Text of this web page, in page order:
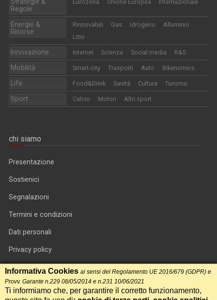
Regole
Eurozona Unione Europea Internazionale
Energie &
Risorse
Rinnovabili Gas Idrogeno
Alluminio
Litio
Innovazione Internet Scienza Social media R&S
Mobilità Smart-city Trasporti Auto Bikenomics
Life Food&Drink Sanità Cultura Turismo
Sport Calcio Motori Altri sport
chi siamo
Presentazione
Sostienici
Segnalazioni
Termini e condizioni
Dati personali
Privacy policy
Informativa cookie
RSS feed
Informativa Cookies ai sensi del Regolamento UE 2016/679 (GDPR) e
Provv. Garante n.229 08/05/2014 e n.231 10/06/2021
Ti informiamo che, per garantire il corretto funzionamento,